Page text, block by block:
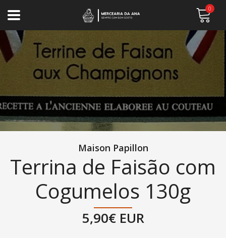
0
Maison Papillon
Terrina de Faisão com
Cogumelos 130g
5,90€ EUR